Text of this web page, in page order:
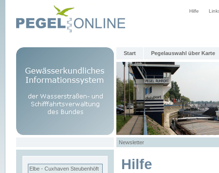
Hilfe
Start Pegelauswahl über Karte
Newsletter
Elbe - Cuxhaven Steubenhöft Hilfe